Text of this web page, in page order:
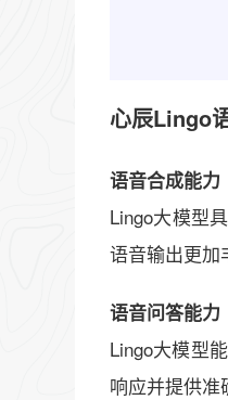
心辰Lingo
语音合成能力
Lingo大模型
语音输出更加
语音问答能力
Lingo大模型
响应并提供准